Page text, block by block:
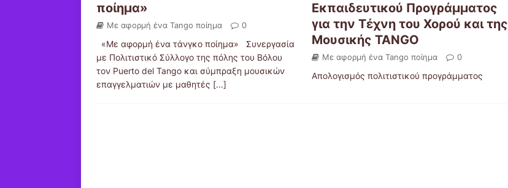
ποίημα»
Με αφορμή ένα Tango ποίημα 0
«Με αφορμή ένα τάνγκο ποίημα» Συνεργασία
με Πολιτιστικό Σύλλογο της πόλης του Βόλου
τον Puerto del Tango και σύμπραξη μουσικών
επαγγελματιών με μαθητές [...]
Εκπαιδευτικού Προγράμματος
για την Τέχνη του Χορού και της
Μουσικής TANGO
Με αφορμή ένα Tango ποίημα 0
Απολογισμός πολιτιστικού προγράμματος